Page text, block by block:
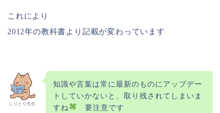
これにより
2012年の教科書より記載が変わっています
しりとり先生
知識や言葉は常に最新のものにアップデー
トしていかないと、取り残されてしまいま
すね
要注意です